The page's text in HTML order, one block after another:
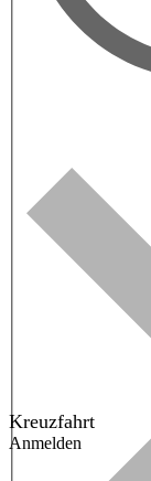
Kreuzfahrt
Anmelden